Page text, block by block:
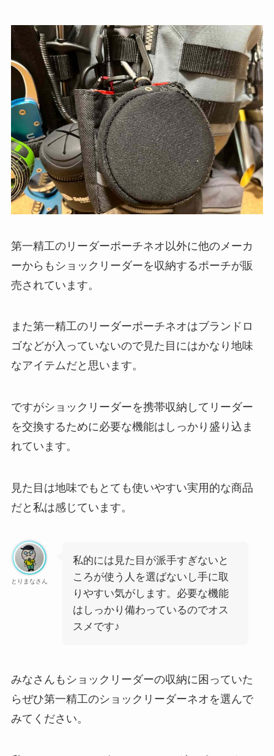
第一精工のリーダーポーチネオ以外に他のメーカ
ーからもショックリーダーを収納するポーチが販
売されています。
また第一精工のリーダーポーチネオはブランドロ
ゴなどが入っていないので見た目にはかなり地味
なアイテムだと思います。
ですがショックリーダーを携帯収納してリーダー
を交換するために必要な機能はしっかり盛り込ま
れています。
見た目は地味でもとても使いやすい実用的な商品
だと私は感じています。
とりまなさん
私的には見た目が派手すぎないと
ころが使う人を選ばないし手に取
りやすい気がします。必要な機能
はしっかり備わっているのでオス
スメです♪
みなさんもショックリーダーの収納に困っていた
らぜひ第一精工のショックリーダーネオを選んで
みてください。